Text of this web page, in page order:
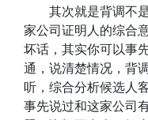
其次就是背调不
家公司证明人的综合
坏话，其实你可以事
通，说清楚情况，背
听，综合分析候选人
事先说过和这家公司